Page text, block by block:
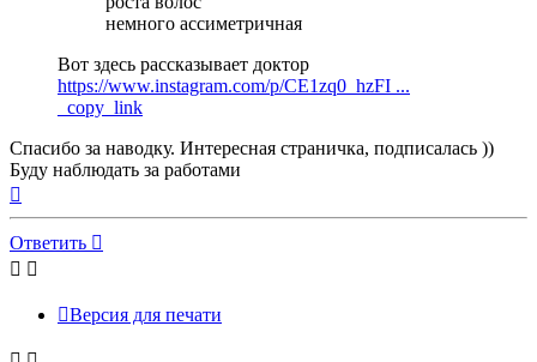
немного ассиметричная
Вот здесь рассказывает доктор
https://www.instagram.com/p/CE1zq0_hzFI ...
_copy_link
Спасибо за наводку. Интересная страничка, подписалась ))
Буду наблюдать за работами
началу
Ответить
Версия для печати